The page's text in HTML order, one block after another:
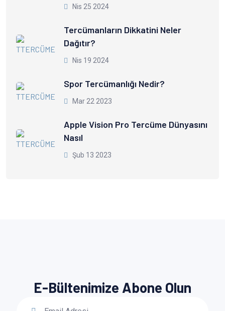
Nis 25 2024
Tercümanların Dikkatini Neler
Dağıtır?
Nis 19 2024
Spor Tercümanlığı Nedir?
Mar 22 2023
Apple Vision Pro Tercüme Dünyasını
Nasıl
Şub 13 2023
E-Bültenimize Abone Olun